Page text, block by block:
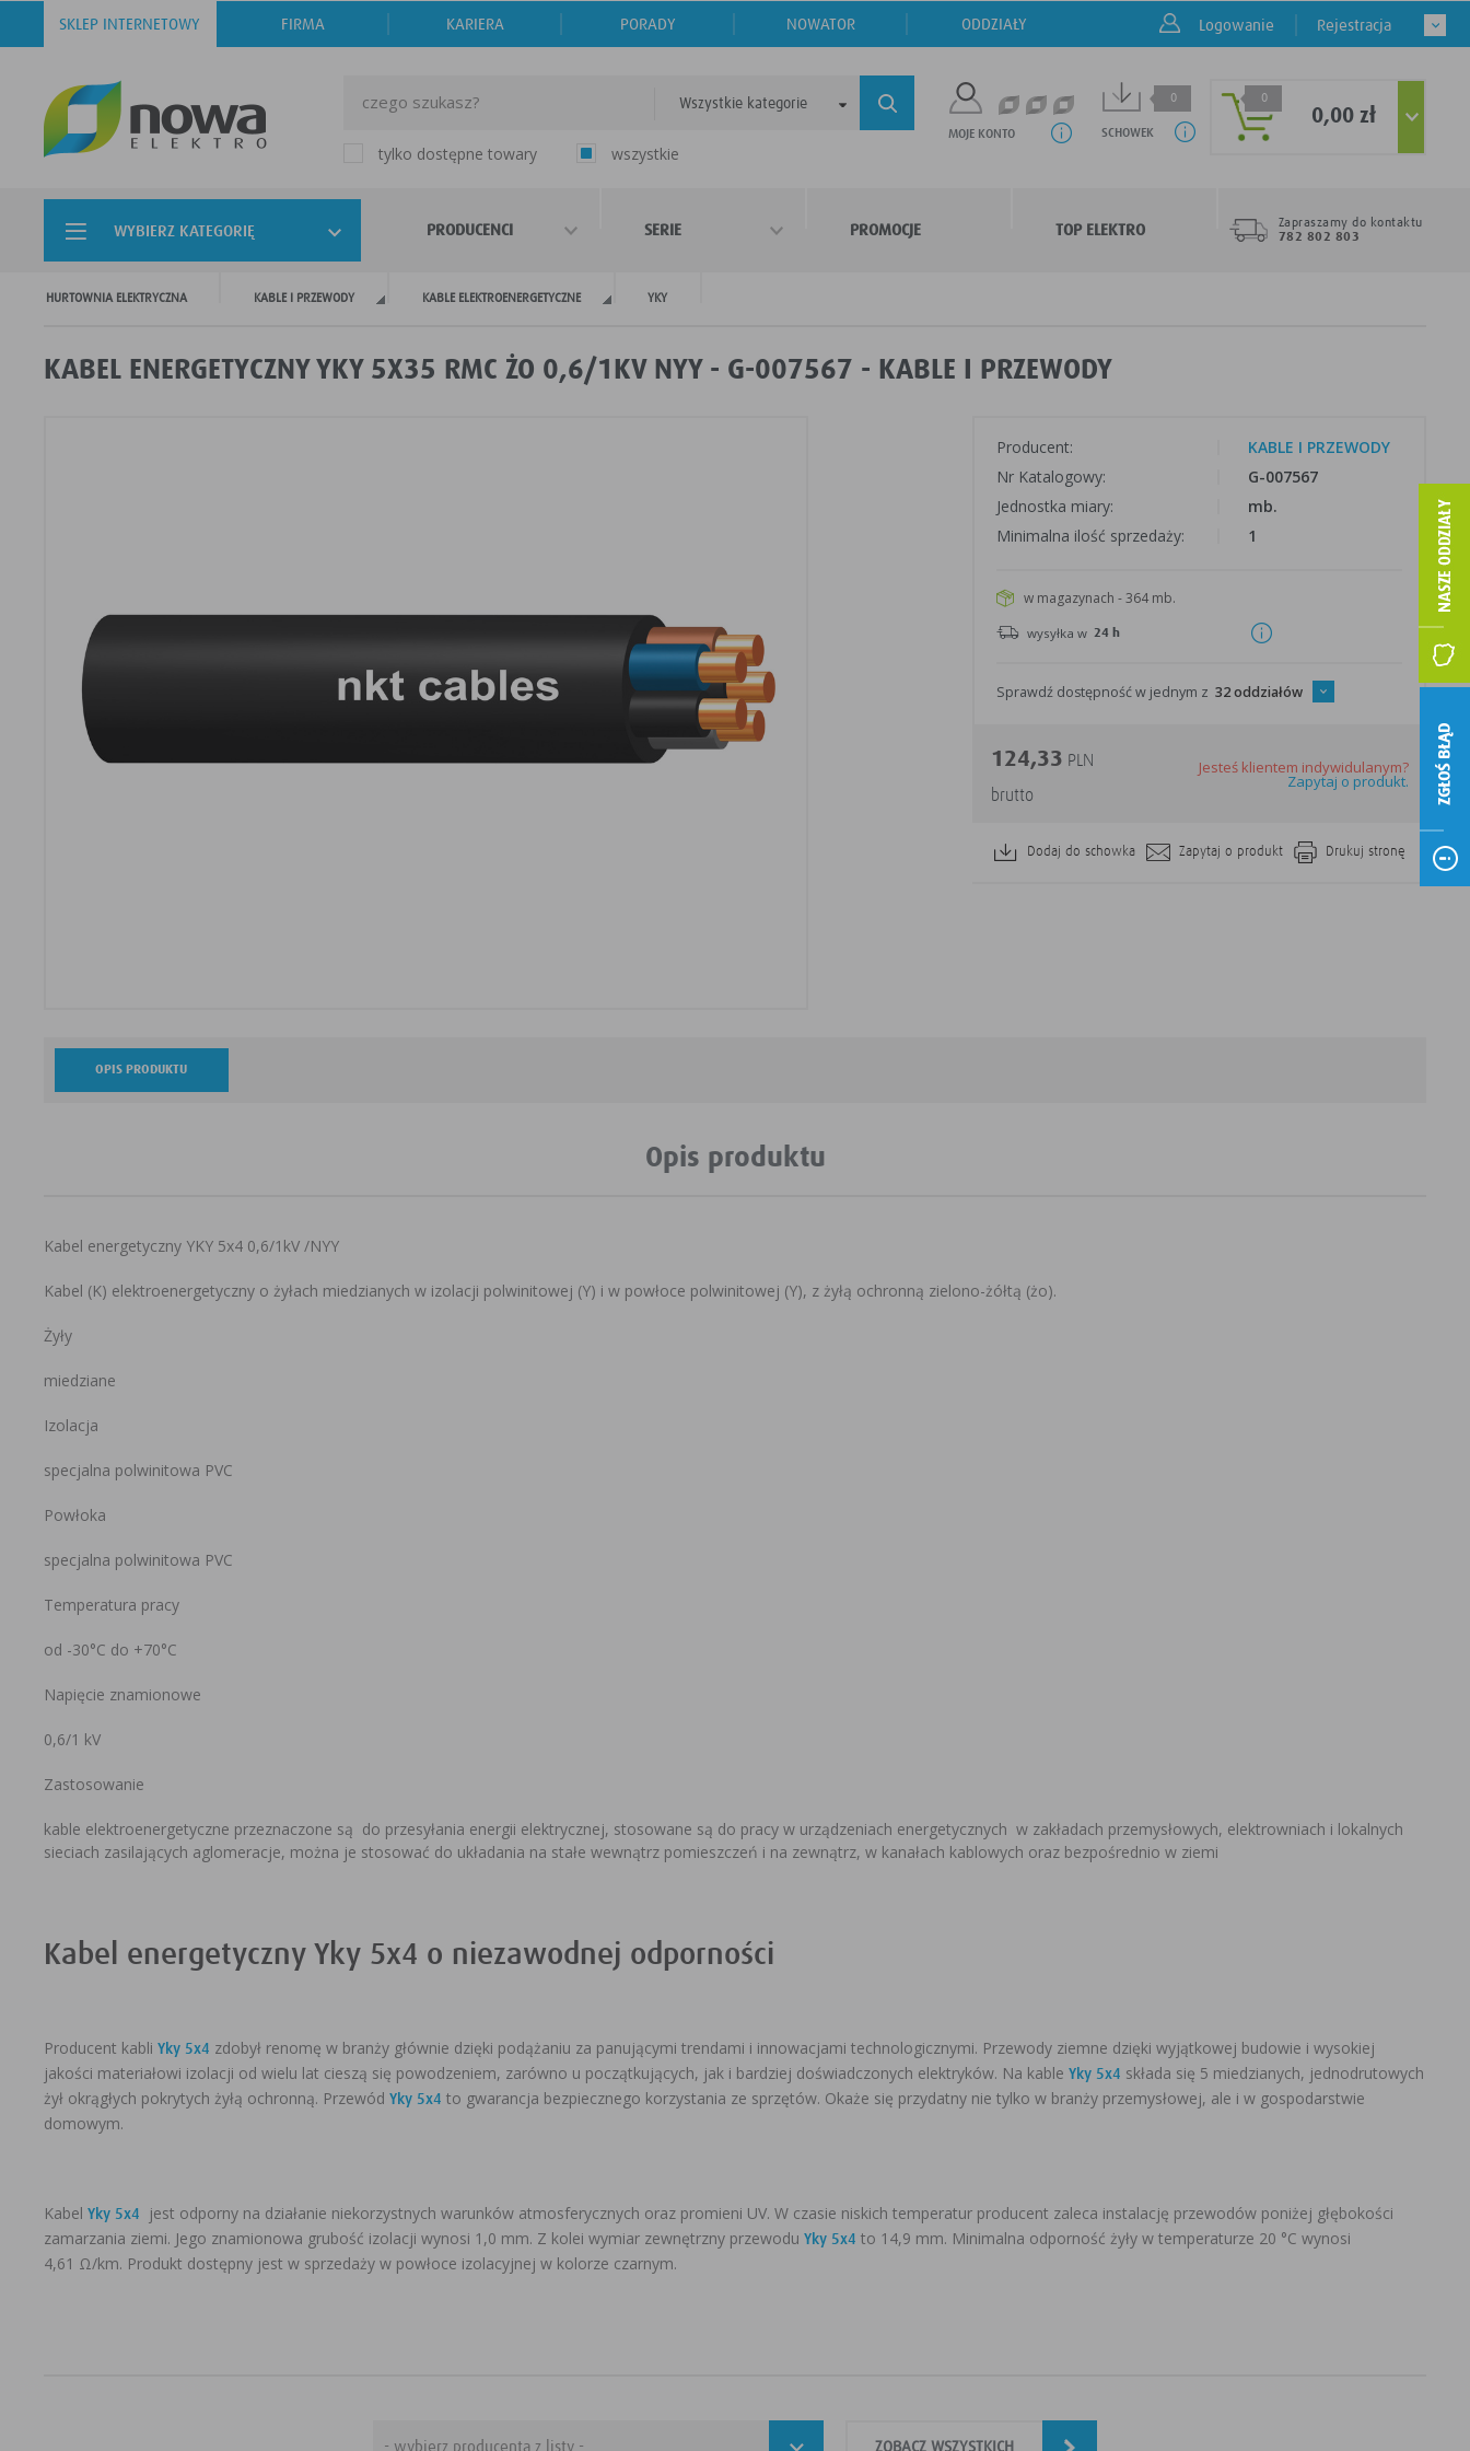
SKLEP INTERNETOWY FIRMA KARIERA PORADY NOWATOR ODDZIAŁY Logowanie Rejestracja
Wszystkie kategorie
tylko dostępne towary wszystkie
MOJE KONTO SCHOWEK
0 0
0,00 zł
WYBIERZ KATEGORIĘ PRODUCENCI SERIE PROMOCJE TOP ELEKTRO
Zapraszamy do kontaktu
782 802 803
HURTOWNIA ELEKTRYCZNA KABLE I PRZEWODY KABLE ELEKTROENERGETYCZNE YKY
KABEL ENERGETYCZNY YKY 5X35 RMC ŻO 0,6/1KV NYY - G-007567 - KABLE I PRZEWODY
Producent:
KABLE I PRZEWODY
Nr Katalogowy:
G-007567
Jednostka miary:
mb.
Minimalna ilość sprzedaży:
1
w magazynach - 364 mb.
wysyłka w 24 h
Sprawdź dostępność w jednym z32 oddziałów
124,33 PLN
brutto
Jesteś klientem indywidulanym?
Zapytaj o produkt.
Dodaj do schowka Zapytaj o produkt Drukuj stronę
OPIS PRODUKTU
Opis produktu
Kabel energetyczny YKY 5x4 0,6/1kV /NYY
Kabel (K) elektroenergetyczny o żyłach miedzianych w izolacji polwinitowej (Y) i w powłoce polwinitowej (Y), z żyłą ochronną zielono-żółtą (żo).
Żyły
miedziane
Izolacja
specjalna polwinitowa PVC
Powłoka
specjalna polwinitowa PVC
Temperatura pracy
od -30°C do +70°C
Napięcie znamionowe
0,6/1 kV
Zastosowanie
kable elektroenergetyczne przeznaczone są do przesyłania energii elektrycznej, stosowane są do pracy w urządzeniach energetycznych w zakładach przemysłowych, elektrowniach i lokalnych
sieciach zasilających aglomeracje, można je stosować do układania na stałe wewnątrz pomieszczeń i na zewnątrz, w kanałach kablowych oraz bezpośrednio w ziemi
Kabel energetyczny Yky 5x4 o niezawodnej odporności
Producent kabli Yky 5x4 zdobył renomę w branży głównie dzięki podążaniu za panującymi trendami i innowacjami technologicznymi. Przewody ziemne dzięki wyjątkowej budowie i wysokiej
jakości materiałowi izolacji od wielu lat cieszą się powodzeniem, zarówno u początkujących, jak i bardziej doświadczonych elektryków. Na kable Yky 5x4 składa się 5 miedzianych, jednodrutowych
żył okrągłych pokrytych żyłą ochronną. Przewód Yky 5x4 to gwarancja bezpiecznego korzystania ze sprzętów. Okaże się przydatny nie tylko w branży przemysłowej, ale i w gospodarstwie
domowym.
Kabel Yky 5x4
jest odporny na działanie niekorzystnych warunków atmosferycznych oraz promieni UV. W czasie niskich temperatur producent zaleca instalację przewodów poniżej głębokości
zamarzania ziemi. Jego znamionowa grubość izolacji wynosi 1,0 mm. Z kolei wymiar zewnętrzny przewodu Yky 5x4 to 14,9 mm. Minimalna odporność żyły w temperaturze 20 °C wynosi
4,61 Ω/km. Produkt dostępny jest w sprzedaży w powłoce izolacyjnej w kolorze czarnym.
ZOBACZ WSZYSTKICH
ZGŁOŚ BŁĄD